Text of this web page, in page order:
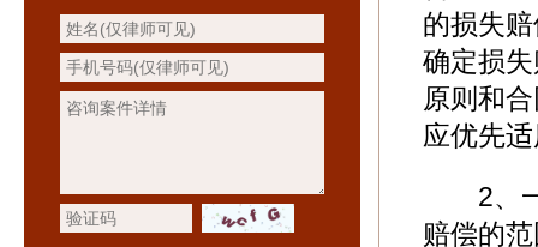
的损失
确定损
原则和
应优先
2、一
赔偿的